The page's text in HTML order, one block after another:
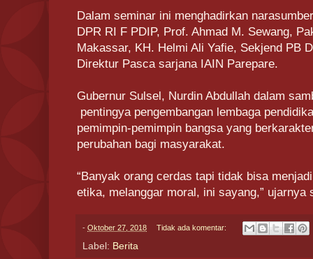
Dalam seminar ini menghadirkan
DPR RI F PDIP, Prof. Ahmad M. Sewang,
Makassar, KH. Helmi Ali Yafie, Sekjend PB
Direktur Pasca sarjana IAIN Parepare.
Gubernur Sulsel, Nurdin Abdullah dalam
pentingya pengembangan lembaga
pemimpin-pemimpin bangsa yang
perubahan bagi masyarakat.
“Banyak orang cerdas tapi tidak bisa
etika, melanggar moral, ini sayang,” ujarnya
- Oktober 27, 2018 Tidak ada komentar:
Label: Berita